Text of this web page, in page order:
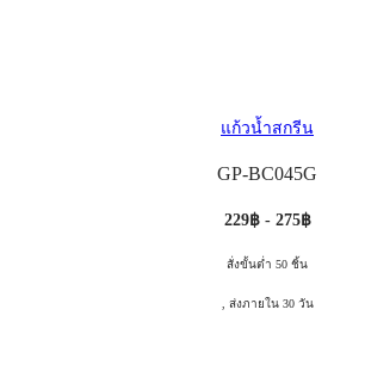
แก้วน้ำสกรีน
GP-BC045G
229฿ - 275฿
สั่งขั้นต่ำ 50 ชิ้น
, ส่งภายใน 30 วัน